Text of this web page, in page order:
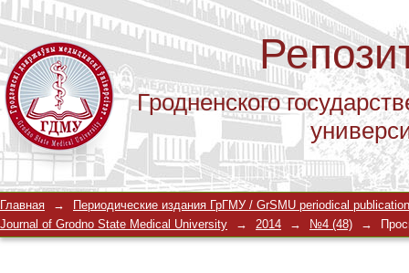
Гродненского
ПУТИ УСКОРЕНИЯ РЕПАРАТИВНЫХ
ХРОНИЧЕСКОЙ КРИТИЧЕСКОЙ
Главная →
Периодические издания ГрГМУ / GrSMU periodical
Journal of Grodno State Medical University
→ 2014 → №4 (48) →